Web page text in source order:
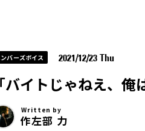
バーズボイス 2021/12/23 Thu
「バイトじゃねえ、
Written by
作左部 力